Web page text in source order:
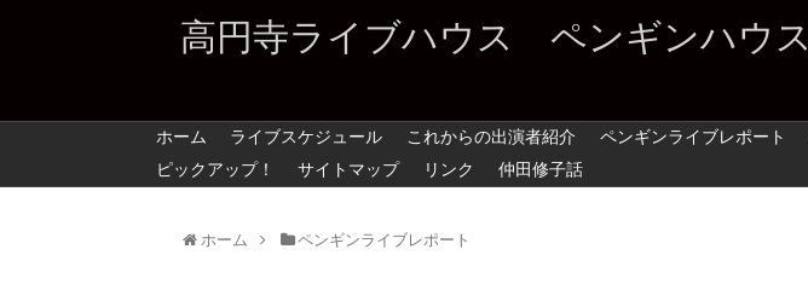
高円寺ライブハウス ペンギンハウス
ホーム ライブスケジュール これからの出演者紹介 ペンギンライブレポート
ピックアップ！
サイトマップ リンク 仲田修子話
ホーム ペンギンライブレポート